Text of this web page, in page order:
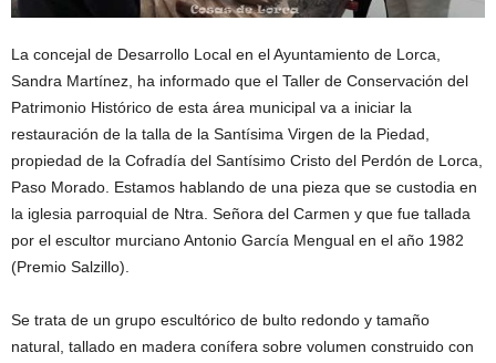
La concejal de Desarrollo Local en el Ayuntamiento de Lorca,
Sandra Martínez, ha informado que el Taller de Conservación del
Patrimonio Histórico de esta área municipal va a iniciar la
restauración de la talla de la Santísima Virgen de la Piedad,
propiedad de la Cofradía del Santísimo Cristo del Perdón de Lorca,
Paso Morado. Estamos hablando de una pieza que se custodia en
la iglesia parroquial de Ntra. Señora del Carmen y que fue tallada
por el escultor murciano Antonio García Mengual en el año 1982
(Premio Salzillo).
Se trata de un grupo escultórico de bulto redondo y tamaño
natural, tallado en madera conífera sobre volumen construido con